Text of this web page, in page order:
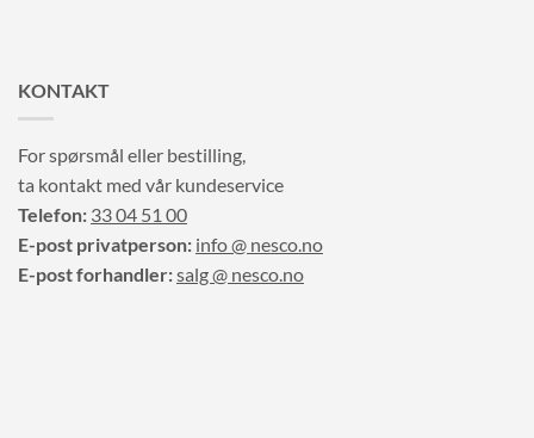
KONTAKT
For spørsmål eller bestilling,
ta kontakt med vår kundeservice
Telefon: 33 04 51 00
E-post privatperson: info @ nesco.no
E-post forhandler:salg @ nesco.no